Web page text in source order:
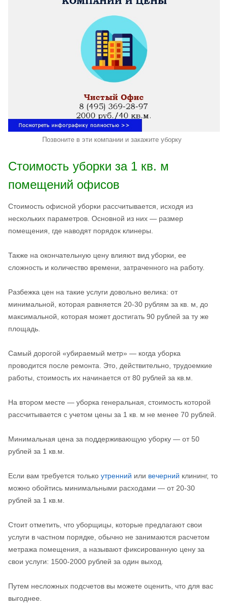
Позвоните в эти компании и закажите уборку
Стоимость уборки за 1 кв. м
помещений офисов
Стоимость офисной уборки рассчитывается, исходя из
нескольких параметров. Основной из них — размер
помещения, где наводят порядок клинеры.
Также на окончательную цену влияют вид уборки, ее
сложность и количество времени, затраченного на работу.
Разбежка цен на такие услуги довольно велика: от
минимальной, которая равняется 20-30 рублям за кв. м, до
максимальной, которая может достигать 90 рублей за ту же
площадь.
Самый дорогой «убираемый метр» — когда уборка
проводится после ремонта. Это, действительно, трудоемкие
работы, стоимость их начинается от 80 рублей за кв.м.
На втором месте — уборка генеральная, стоимость которой
рассчитывается с учетом цены за 1 кв. м не менее 70 рублей.
Минимальная цена за поддерживающую уборку — от 50
рублей за 1 кв.м.
Если вам требуется только утренний или вечерний клининг, то
можно обойтись минимальными расходами — от 20-30
рублей за 1 кв.м.
Стоит отметить, что уборщицы, которые предлагают свои
услуги в частном порядке, обычно не занимаются расчетом
метража помещения, а называют фиксированную цену за
свои услуги: 1500-2000 рублей за один выход.
Путем несложных подсчетов вы можете оценить, что для вас
выгоднее.